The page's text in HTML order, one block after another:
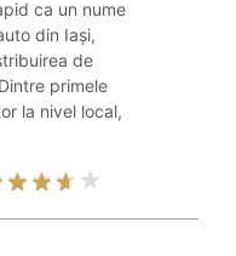
ca un nume
din Iași,
de
primele
la nivel local,